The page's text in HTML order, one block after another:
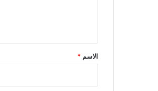
*
الاسم *